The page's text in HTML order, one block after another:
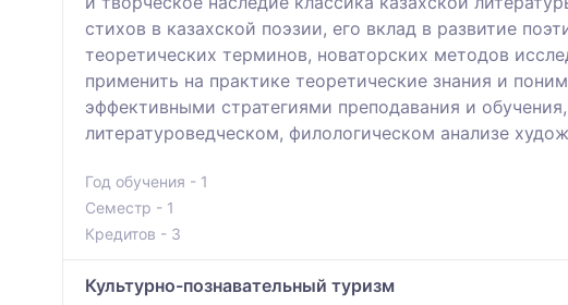
стихов в казахской поэзии, его вклад в развитие
теоретических терминов, новаторских методов
применить на практике теоретические знания и
эффективными стратегиями преподавания и
литературоведческом, филологическом анализе
Год обучения - 1
Семестр - 1
Кредитов - 3
Культурно-познавательный туризм